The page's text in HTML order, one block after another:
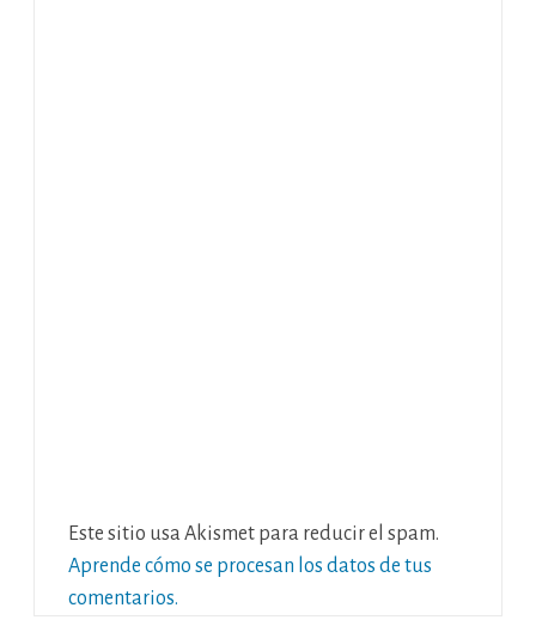
Este sitio usa Akismet para reducir el spam.
Aprende cómo se procesan los datos de tus
comentarios.